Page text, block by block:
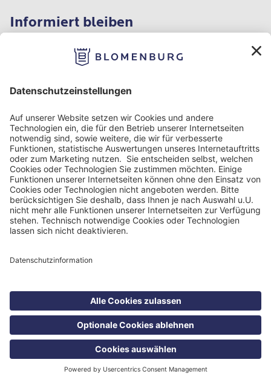
Menü
SucheKontakt
Informiert bleiben
Impressum
Datenschutzinformationen
Nutzungsbedingungen
Barrierefreiheit
©Health Care Concept GmbH 2026